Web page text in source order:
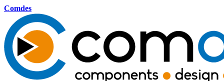
Comdes